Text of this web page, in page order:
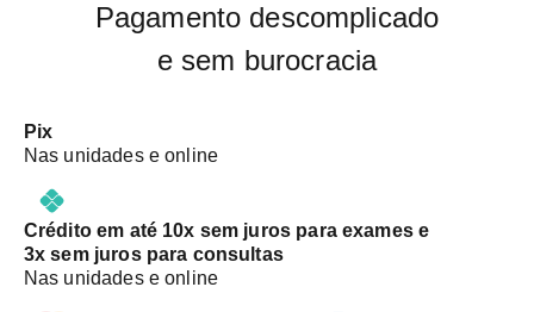
Pagamento descomplicado
e sem burocracia
Pix
Nas unidades e online
Crédito em até 10x sem juros para exames e
3x sem juros para consultas
Nas unidades e online